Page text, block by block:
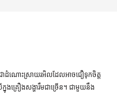
ាដំណោះស្រាយរអិលដែលអាចជឿទុកចិត្ត
នុងគ្រឿងសង្ហារឹមជាច្រើន។ ជាមួយនឹង